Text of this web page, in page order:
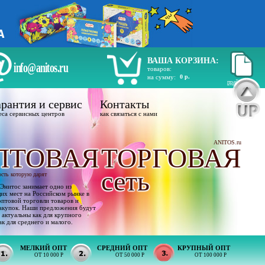
info@anitos.ru
ВАША КОРЗИНА:
товаров:
на сумму:
0 р.
прайс лист
МЕЛКИЙ ОПТ
ОТ 10 000 Р
СРЕДНИЙ ОПТ
ОТ 50 000 Р
КРУПНЫЙ ОПТ
ОТ 100 000 Р
и сервис
сервисных центров
Контакты
как связаться с нами
ANITOS.ru
ТОРГОВАЯ
которую дарят
занимает одно из
мест на Российском рынке в
торговли товаров и
Наши предложения будут
как для крупного
для среднего и малого.
сеть